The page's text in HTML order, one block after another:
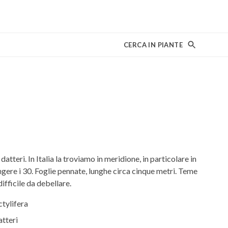
CERCA IN PIANTE
In Italia la troviamo in meridione, in particolare in
i 30. Foglie pennate, lunghe circa cinque metri. Teme
da debellare.